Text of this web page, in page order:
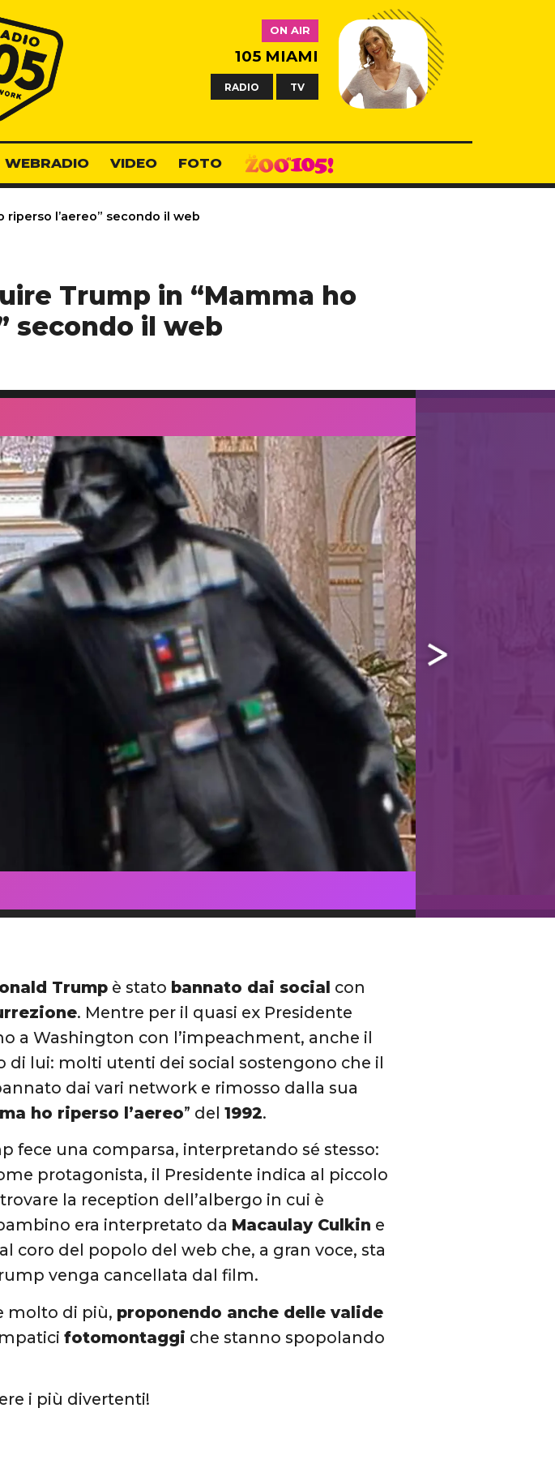
Radio 105
ON AIR
105 MIAMI
RADIO TV
WEBRADIO VIDEO FOTO
l’aereo” secondo il web
Trump in “Mamma ho
secondo il web
Trump è stato bannato dai social con
. Mentre per il quasi ex Presidente
a Washington con l’impeachment, anche il
di lui: molti utenti dei social sostengono che il
dai vari network e rimosso dalla sua
ho riperso l’aereo” del1992.
fece una comparsa, interpretando sé stesso:
protagonista, il Presidente indica al piccolo
la reception dell’albergo in cui è
era interpretato da Macaulay Culkin e
coro del popolo del web che, a gran voce, sta
venga cancellata dal film.
molto di più, proponendo anche delle valide
fotomontaggi che stanno spopolando
i più divertenti!